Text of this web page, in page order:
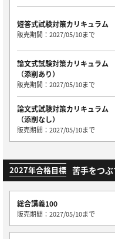
短答式試験対策カリキュラム
販売期間：2027/05/10まで
論文式試験対策カリキュラム
（添削あり）
販売期間：2027/05/10まで
論文式試験対策カリキュラム
（添削なし）
販売期間：2027/05/10まで
2027年合格目標 苦手をつ
総合講義100
販売期間：2027/05/10まで